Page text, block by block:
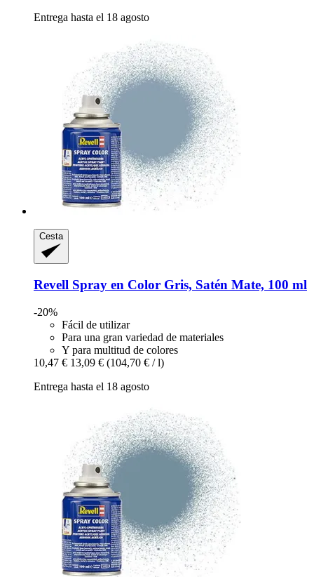
Entrega hasta el 18 agosto
Cesta
Revell Spray en Color Gris, Satén Mate, 100 ml
-20%
Fácil de utilizar
Para una gran variedad de materiales
Y para multitud de colores
10,47 € 13,09 € (104,70 € / l)
Entrega hasta el 18 agosto